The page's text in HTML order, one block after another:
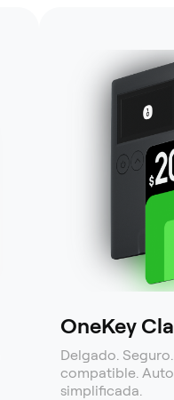
OneKey
Delgado.
compatible.
simplificada.